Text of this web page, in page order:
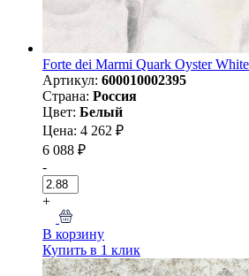
Forte dei Marmi Quark Oyster
Артикул: 600010002395
Страна: Россия
Цвет: Белый
Цена: 4 262 ₽
6 088 ₽
-
+
В корзину
Купить в 1 клик